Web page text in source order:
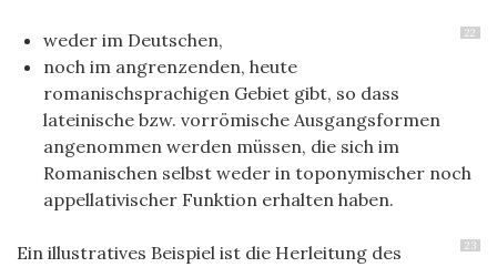
22
weder im Deutschen,
noch im angrenzenden, heute
romanischsprachigen Gebiet gibt, so dass
lateinische bzw. vorrömische Ausgangsformen
angenommen werden müssen, die sich im
Romanischen selbst weder in toponymischer noch
appellativischer Funktion erhalten haben.
23
Ein illustratives Beispiel ist die Herleitung des